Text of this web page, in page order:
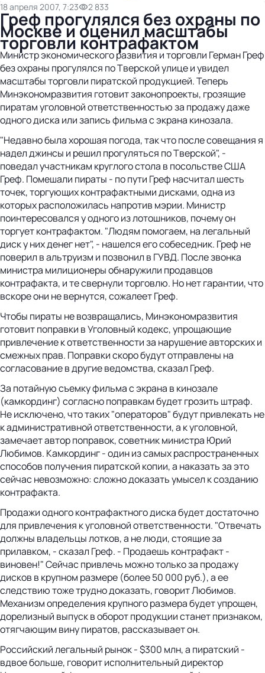
18 апреля 2007, 7:23 2 833
Греф прогулялся без охраны по
Москве и оценил масштабы
торговли контрафактом
Министр экономического развития и торговли Герман Греф
без охраны прогулялся по Тверской улице и увидел
масштабы торговли пиратской продукцией. Теперь
Минэкономразвития готовит законопроекты, грозящие
пиратам уголовной ответственностью за продажу даже
одного диска или запись фильма с экрана кинозала.
"Недавно была хорошая погода, так что после совещания я
надел джинсы и решил прогуляться по Тверской", -
поведал участникам круглого стола в посольстве США
Греф. Помешали пираты - по пути Греф насчитал шесть
точек, торгующих контрафактными дисками, одна из
которых расположилась напротив мэрии. Министр
поинтересовался у одного из лотошников, почему он
торгует контрафактом. "Людям помогаем, на легальный
диск у них денег нет", - нашелся его собеседник. Греф не
поверил в альтруизм и позвонил в ГУВД. После звонка
министра милиционеры обнаружили продавцов
контрафакта, и те свернули торговлю. Но нет гарантии, что
вскоре они не вернутся, сожалеет Греф.
Чтобы пираты не возвращались, Минэкономразвития
готовит поправки в Уголовный кодекс, упрощающие
привлечение к ответственности за нарушение авторских и
смежных прав. Поправки скоро будут отправлены на
согласование в другие ведомства, сказал Греф.
За потайную съемку фильма с экрана в кинозале
(камкординг) согласно поправкам будет грозить штраф.
Не исключено, что таких "операторов" будут привлекать не
к административной ответственности, а к уголовной,
замечает автор поправок, советник министра Юрий
Любимов. Камкординг - один из самых распространенных
способов получения пиратской копии, а наказать за это
сейчас невозможно: сложно доказать умысел к созданию
контрафакта.
Продажи одного контрафактного диска будет достаточно
для привлечения к уголовной ответственности. "Отвечать
должны владельцы лотков, а не люди, стоящие за
прилавком, - сказал Греф. - Продаешь контрафакт -
виновен!" Сейчас привлечь можно только за продажу
дисков в крупном размере (более 50 000 руб.), а ее
следствию тоже трудно доказать, говорит Любимов.
Механизм определения крупного размера будет упрощен,
дорелизный выпуск в оборот продукции станет признаком,
отягчающим вину пиратов, рассказывает он.
Российский легальный рынок - $300 млн, а пиратский -
вдвое больше, говорит исполнительный директор